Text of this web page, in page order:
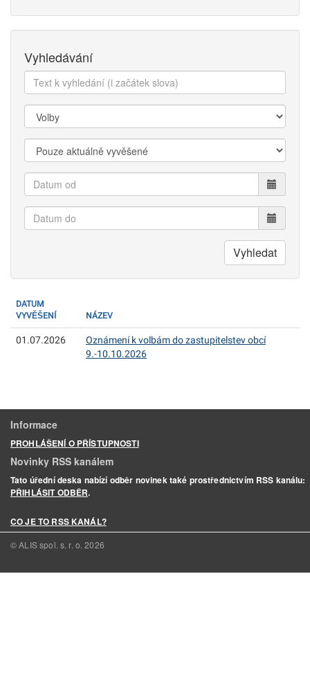
Vyhledávání
Text
k
vyhledání:
Kategorie:
Zobrazit:
Datum
od
Datum
do
Vyhledat
DATUM
VYVĚŠENÍ
NÁZEV
01.07.2026
Oznámení k volbám do zastupitelstev obcí
9.-10.10.2026
Informace
PROHLÁŠENÍ O PŘÍSTUPNOSTI
Novinky RSS kanálem
Tato úřední deska nabízí odběr novinek také prostřednictvím RSS kanálu:
PŘIHLÁSIT ODBĚR.
CO JE TO RSS KANÁL?
© ALIS spol. s. r. o.2026